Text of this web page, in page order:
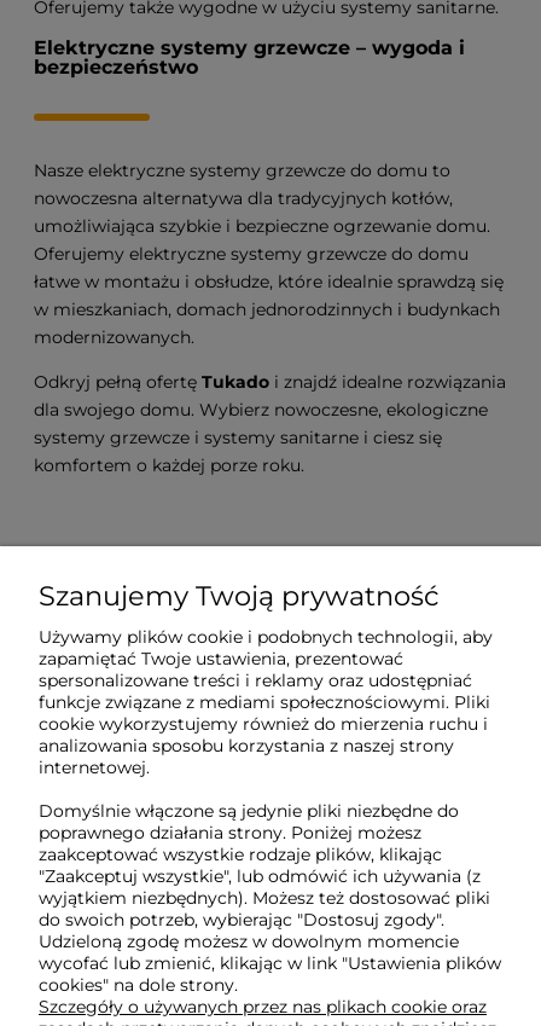
Oferujemy także wygodne w użyciu systemy sanitarne.
Elektryczne systemy grzewcze – wygoda i
bezpieczeństwo
Nasze elektryczne systemy grzewcze do domu to
nowoczesna alternatywa dla tradycyjnych kotłów,
umożliwiająca szybkie i bezpieczne ogrzewanie domu.
Oferujemy elektryczne systemy grzewcze do domu
łatwe w montażu i obsłudze, które idealnie sprawdzą się
w mieszkaniach, domach jednorodzinnych i budynkach
modernizowanych.
Odkryj pełną ofertę Tukado i znajdź idealne rozwiązania
dla swojego domu. Wybierz nowoczesne, ekologiczne
systemy grzewcze i systemy sanitarne i ciesz się
komfortem o każdej porze roku.
Sklep internetowy Tukado.pl
pn-pt: 08:00-16:00
791 063 018
biuro@tukado.pl
O nas
Obsługa klienta
Pomoc
Szanujemy Twoją prywatność
Używamy plików cookie i podobnych technologii, aby
zapamiętać Twoje ustawienia, prezentować
spersonalizowane treści i reklamy oraz udostępniać
funkcje związane z mediami społecznościowymi. Pliki
cookie wykorzystujemy również do mierzenia ruchu i
analizowania sposobu korzystania z naszej strony
internetowej.
Domyślnie włączone są jedynie pliki niezbędne do
poprawnego działania strony. Poniżej możesz
zaakceptować wszystkie rodzaje plików, klikając
"Zaakceptuj wszystkie", lub odmówić ich używania (z
wyjątkiem niezbędnych). Możesz też dostosować pliki
do swoich potrzeb, wybierając "Dostosuj zgody".
Udzieloną zgodę możesz w dowolnym momencie
wycofać lub zmienić, klikając w link "Ustawienia plików
cookies" na dole strony.
Szczegóły o używanych przez nas plikach cookie oraz